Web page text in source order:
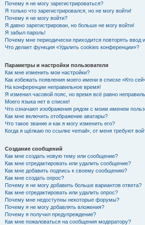
Почему я не могу зарегистрироваться?
Я только что зарегистрировался, но не могу войти!
Почему я не могу войти?
Я давно зарегистрирован, но больше не могу войти!
Я забыл пароль!
Почему мне периодически приходится повторять ввод
Что делает функция «Удалить cookies конференции»?
Параметры и настройки пользователя
Как мне изменить мои настройки?
Как избежать появления моего имени в списке «Кто
На конференции неправильное время!
Я изменил часовой пояс, но время всё равно
Моего языка нет в списке!
Что означают изображения рядом с моим именем
Как мне включить отображение аватары?
Что такое звание и как я могу изменить его?
Когда я щёлкаю по ссылке «email», от меня требуют
Создание сообщений
Как мне создать новую тему или сообщение?
Как мне отредактировать или удалить сообщение?
Как мне добавить подпись к своему сообщению?
Как мне создать опрос?
Почему я не могу добавить больше вариантов ответа?
Как мне отредактировать или удалить опрос?
Почему мне недоступны некоторые форумы?
Почему я не могу добавлять вложения?
Почему я получил предупреждение?
Как мне пожаловаться на сообщения модератору?